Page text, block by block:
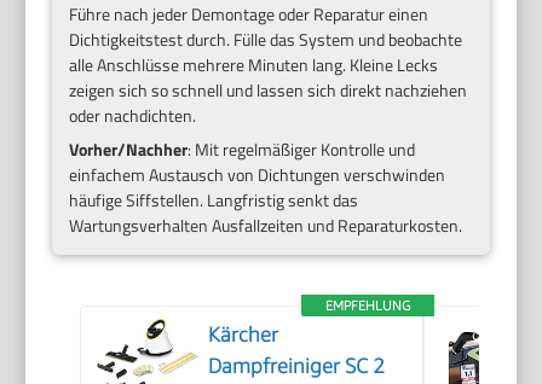
Führe nach jeder Demontage oder Reparatur einen
Dichtigkeitstest durch. Fülle das System und beobachte
alle Anschlüsse mehrere Minuten lang. Kleine Lecks
zeigen sich so schnell und lassen sich direkt nachziehen
oder nachdichten.
Vorher/Nachher: Mit regelmäßiger Kontrolle und
einfachem Austausch von Dichtungen verschwinden
häufige Siffstellen. Langfristig senkt das
Wartungsverhalten Ausfallzeiten und Reparaturkosten.
EMPFEHLUNG
Kärcher
Dampfreiniger SC 2